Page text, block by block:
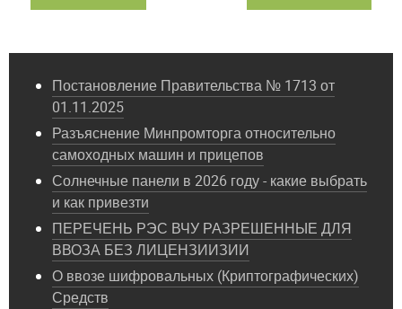
Постановление Правительства № 1713 от
01.11.2025
Разъяснение Минпромторга относительно
самоходных машин и прицепов
Солнечные панели в 2026 году - какие выбрать
и как привезти
ПЕРЕЧЕНЬ РЭС ВЧУ РАЗРЕШЕННЫЕ ДЛЯ
ВВОЗА БЕЗ ЛИЦЕНЗИИЗИИ
О ввозе шифровальных (Криптографических)
Средств